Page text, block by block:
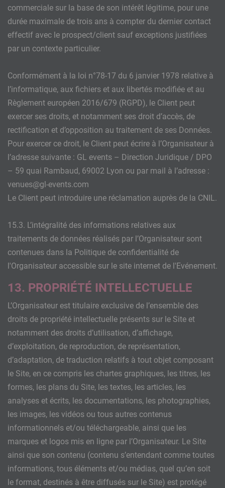
commerciale sur la base de son intérêt légitime, pour une
durée maximale de trois ans à compter du dernier contact
effectif avec le prospect/client sauf exceptions justifiées
par un contexte particulier.
Conformément à la loi n°78-17 du 6 janvier 1978 relative à
l’informatique, aux fichiers et aux libertés modifiée et au
Règlement européen 2016/679 (RGPD), le Client peut
exercer ses droits, et notamment ses droit d’accès, de
rectification et d’opposition au traitement de ses Données.
Pour exercer ce droit, le Client peut écrire à l’Organisateur à
l’adresse suivante : GL events – Direction Juridique / DPO
– 59 quai Rambaud, 69002 Lyon ou par mail à l’adresse :
venues@gl-events.com
Le Client peut introduire une réclamation auprès de la CNIL.
15.3. L’intégralité des informations relatives aux
traitements de données réalisés par l’Organisateur sont
contenues dans la Politique de confidentialité de
l'Organisateur accessible sur le site internet de l'Evénement.
13. PROPRIÉTÉ INTELLECTUELLE
L’Organisateur est titulaire exclusive de l’ensemble des
droits de propriété intellectuelle présents sur le Site et
notamment des droits d’utilisation, d’affichage,
d’exploitation, de reproduction, de représentation,
d’adaptation, de traduction relatifs à tout objet composant
le Site, en ce compris les chartes graphiques, les titres, les
formes, les plans du Site, les textes, les articles, les
analyses et écrits, les documentations, les photographies,
les images, les vidéos ou tous autres contenus
informationnels et/ou téléchargeable, ainsi que les
marques et logos mis en ligne par l’Organisateur. Le Site
ainsi que son contenu (contenu s’entendant comme toutes
informations, tous éléments et/ou médias, quel qu’en soit
le format, destinés à être diffusés sur le Site) est protégé